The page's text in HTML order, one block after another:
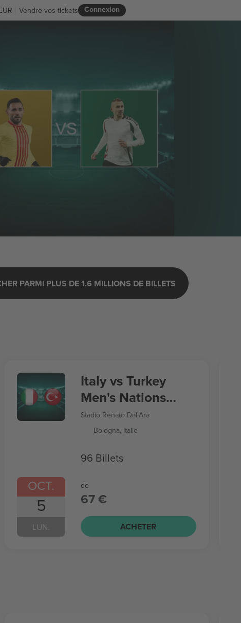
Connexion
Vendre vos tickets
PARMI PLUS DE 1.6 MILLIONS DE BILLETS
OCT.
5
LUN.
Italy vs Turkey
Men's Nations
League
Stadio Renato DallAra
Bologna, Italie
96 Billets
de
67 €
ACHETER